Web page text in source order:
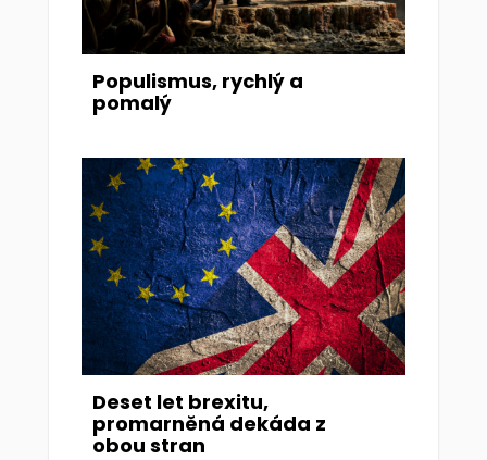
Populismus, rychlý a
pomalý
Deset let brexitu,
promarněná dekáda z
obou stran